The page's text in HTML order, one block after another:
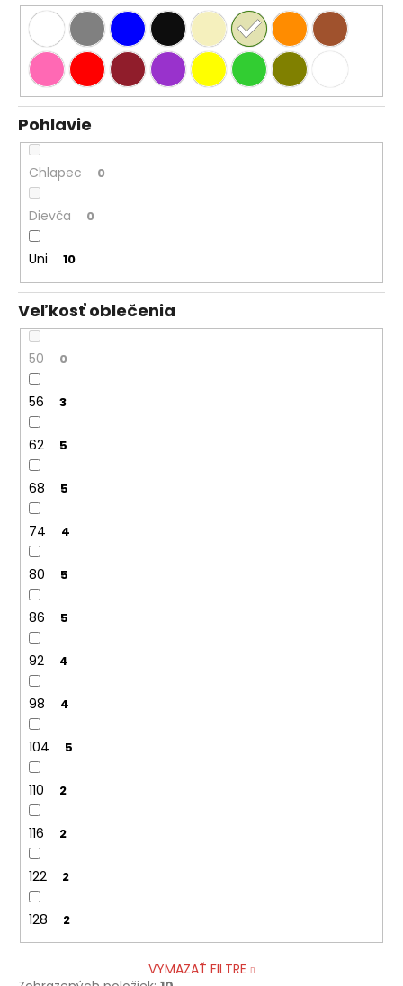
Pohlavie
Chlapec 0
Dievča 0
Uni 10
Veľkosť oblečenia
50 0
56 3
62 5
68 5
74 4
80 5
86 5
92 4
98 4
104 5
110 2
116 2
122 2
128 2
VYMAZAŤ FILTRE